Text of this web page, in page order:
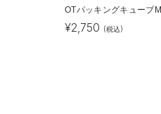
OTパッキングキューブM
¥2,750 (税込)